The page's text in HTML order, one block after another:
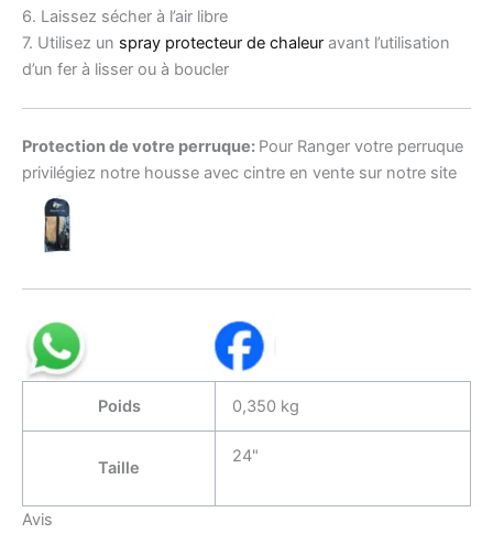
6. Laissez sécher à l’air libre
7. Utilisez un spray protecteur de chaleur avant l’utilisation
d’un fer à lisser ou à boucler
Protection de votre perruque: Pour Ranger votre perruque
privilégiez notre housse avec cintre en vente sur notre site
Poids 0,350 kg
Taille
24"
Avis